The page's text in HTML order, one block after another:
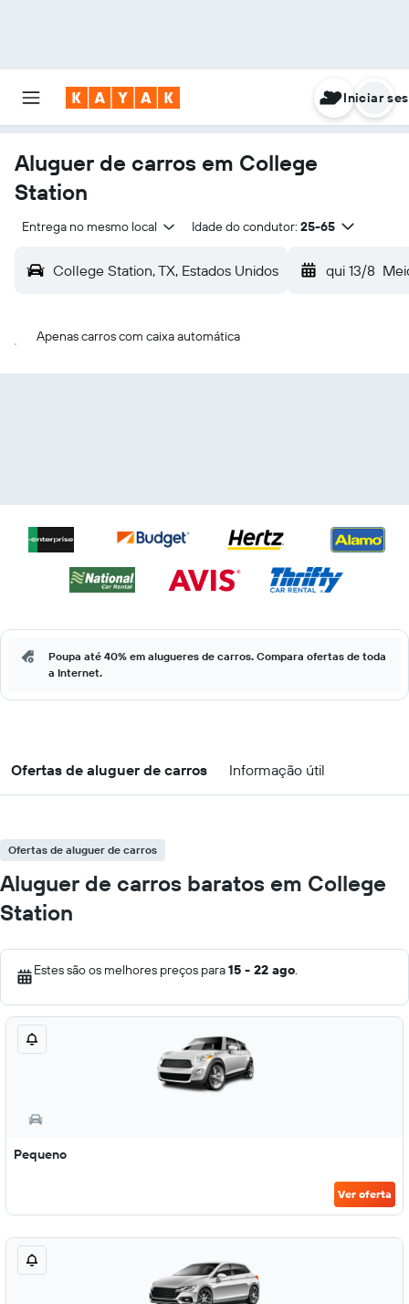
Iniciar
Aluguer de carros em College
Station
Entrega no mesmo local Idade do condutor: 25-65
College Station, TX, Estados Unidos qui 13/8
Apenas carros com caixa automática
Poupa até 40% em alugueres de carros. Compara ofertas de toda
a Internet.
Ofertas de aluguer de carros Informação útil
Ofertas de aluguer de carros
Aluguer de carros baratos em College
Station
Estes são os melhores preços para15 - 22 ago.
Pequeno
Ver oferta